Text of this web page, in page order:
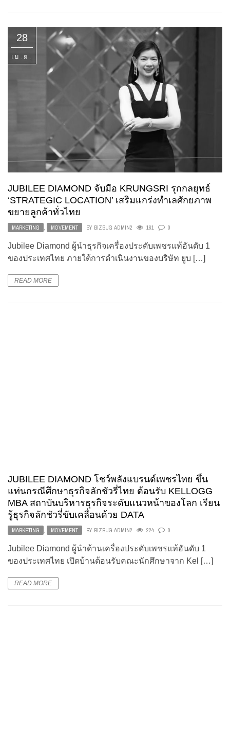
28
เม.ย.
JUBILEE DIAMOND จับมือ KRUNGSRI รุกกลยุทธ์
‘STRATEGIC LOCATION’ เสริมแกร่งทำเลศักยภาพ
ขยายลูกค้าทั่วไทย
MARKETING , MOVEMENT BY BIZBUG ADMIN2 161 0
Jubilee Diamond ผู้นำธุรกิจเครื่องประดับเพชรแท้อันดับ 1
ของประเทศไทย ภายใต้การดำเนินงานของบริษัท ยูบ […]
READ MORE
JUBILEE DIAMOND โชว์พลังแบรนด์เพชรไทย ขึ้น
แท่นกรณีศึกษาธุรกิจลักชัวรี่ไทย ต้อนรับ KELLOGG
MBA สถาบันบริหารธุรกิจระดับแนวหน้าของโลก เรียน
รู้ธุรกิจลักชัวรี่ขับเคลื่อนด้วย DATA
MARKETING , MOVEMENT BY BIZBUG ADMIN2 224 0
Jubilee Diamond ผู้นำด้านเครื่องประดับเพชรแท้อันดับ 1
ของประเทศไทย เปิดบ้านต้อนรับคณะนักศึกษาจาก Kel […]
READ MORE